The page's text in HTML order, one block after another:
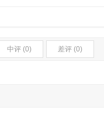
中评 (0) 差评 (0)